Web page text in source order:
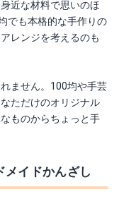
近な材料で思いのほ
でも本格的な手作りの
レンジを考えるのも
ません。100均や手芸
ただけのオリジナル
ものからちょっと手
メイドかんざし